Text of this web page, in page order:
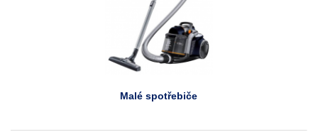
Malé spotřebiče